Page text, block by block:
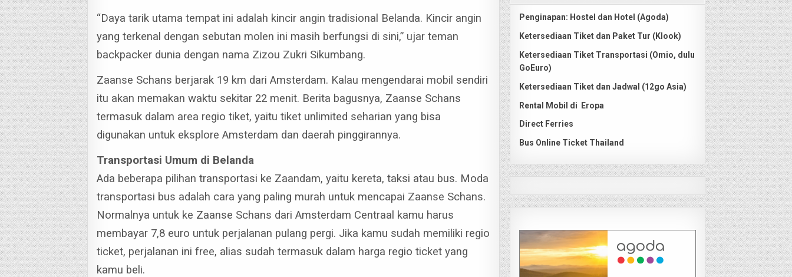
“Daya tarik utama tempat ini adalah kincir angin tradisional Belanda. Kincir angin
yang terkenal dengan sebutan molen ini masih berfungsi di sini,” ujar teman
backpacker dunia dengan nama Zizou Zukri Sikumbang.
Zaanse Schans berjarak 19 km dari Amsterdam. Kalau mengendarai mobil sendiri
itu akan memakan waktu sekitar 22 menit. Berita bagusnya, Zaanse Schans
termasuk dalam area regio tiket, yaitu tiket unlimited seharian yang bisa
digunakan untuk eksplore Amsterdam dan daerah pinggirannya.
Transportasi Umum di Belanda
Ada beberapa pilihan transportasi ke Zaandam, yaitu kereta, taksi atau bus. Moda
transportasi bus adalah cara yang paling murah untuk mencapai Zaanse Schans.
Normalnya untuk ke Zaanse Schans dari Amsterdam Centraal kamu harus
membayar 7,8 euro untuk perjalanan pulang pergi. Jika kamu sudah memiliki regio
ticket, perjalanan ini free, alias sudah termasuk dalam harga regio ticket yang
kamu beli.
Penginapan: Hostel dan Hotel (Agoda)
Ketersediaan Tiket dan Paket Tur (Klook)
Ketersediaan Tiket Transportasi (Omio, dulu
GoEuro)
Ketersediaan Tiket dan Jadwal (12go Asia)
Rental Mobil di Eropa
Direct Ferries
Bus Online Ticket Thailand